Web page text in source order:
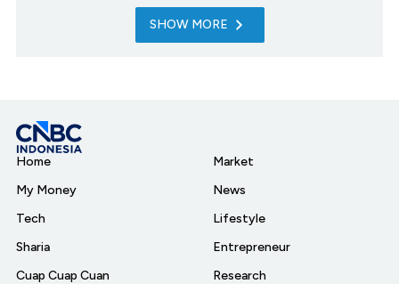
SHOW MORE
Home
My Money
Tech
Sharia
Cuap Cuap Cuan
Market
News
Lifestyle
Entrepreneur
Research